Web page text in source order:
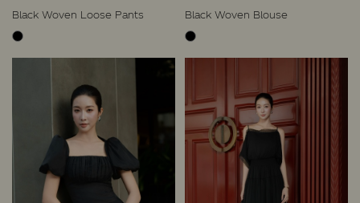
Black Woven Loose Pants Black Woven Blouse